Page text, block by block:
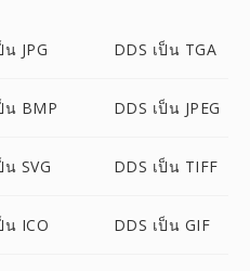
น JPG DDS เป็น TGA
น BMP DDS เป็น JPEG
น SVG DDS เป็น TIFF
น ICO DDS เป็น GIF